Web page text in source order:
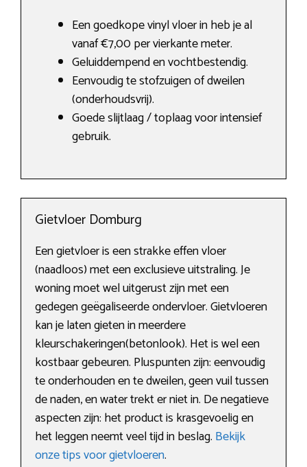
Een goedkope vinyl vloer in heb je al
vanaf €7,00 per vierkante meter.
Geluiddempend en vochtbestendig.
Eenvoudig te stofzuigen of dweilen
(onderhoudsvrij).
Goede slijtlaag / toplaag voor intensief
gebruik.
Gietvloer Domburg
Een gietvloer is een strakke effen vloer
(naadloos) met een exclusieve uitstraling. Je
woning moet wel uitgerust zijn met een
gedegen geëgaliseerde ondervloer. Gietvloeren
kan je laten gieten in meerdere
kleurschakeringen(betonlook). Het is wel een
kostbaar gebeuren. Pluspunten zijn: eenvoudig
te onderhouden en te dweilen, geen vuil tussen
de naden, en water trekt er niet in. De negatieve
aspecten zijn: het product is krasgevoelig en
het leggen neemt veel tijd in beslag. Bekijk
onze tips voor gietvloeren.